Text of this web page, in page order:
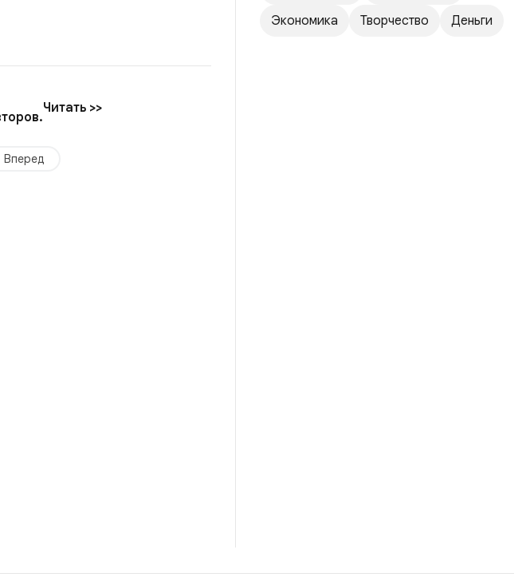
Читать >>
Вперед
Экономика
Творчество Деньги